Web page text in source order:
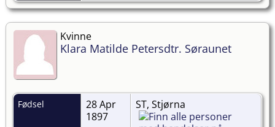
Kvinne
Klara Matilde Petersdtr. Søraunet
Fødsel
28 Apr
1897
ST, Stjørna